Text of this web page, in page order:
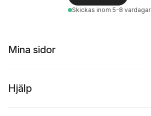
Skickas inom 5-8 vardagar
Mina sidor
Hjälp